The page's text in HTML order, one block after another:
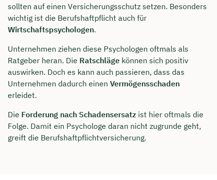
sollten auf einen Versicherungsschutz setzen. Besonders
wichtig ist die Berufshaftpflicht auch für
Wirtschaftspsychologen.
Unternehmen ziehen diese Psychologen oftmals als
Ratgeber heran. Die Ratschläge können sich positiv
auswirken. Doch es kann auch passieren, dass das
Unternehmen dadurch einen Vermögensschaden
erleidet.
Die Forderung nach Schadensersatz ist hier oftmals die
Folge. Damit ein Psychologe daran nicht zugrunde geht,
greift die Berufshaftpflichtversicherung.